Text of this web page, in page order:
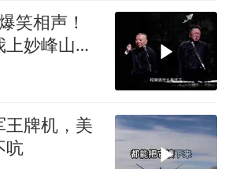
笑相声！
妙峰山干
牌机，美
吭